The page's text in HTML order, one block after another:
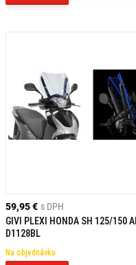
59,95 € s DPH
GIVI PLEXI HONDA SH 125/150
D1128BL
Na objednávku